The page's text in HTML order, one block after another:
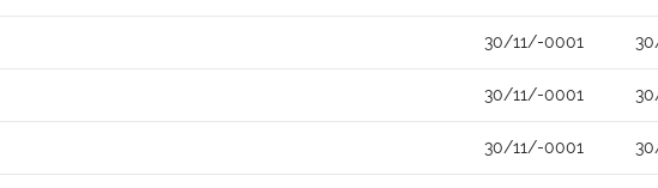
30/11/-0001
30/11/-0001
30/11/-0001